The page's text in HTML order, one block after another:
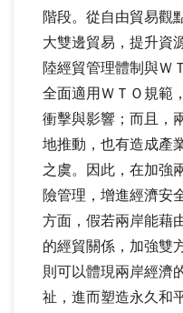
階段。從自由貿易觀
大雙邊貿易，提升資
陸經貿管理體制與Ｗ
全面適用ＷＴＯ規範
衝擊與影響；而且，
地推動，也有造成產
之虞。因此，在加強
險管理，增進經濟安
方面，假若兩岸能藉
的經貿關係，加強雙
則可以體現兩岸經濟
祉，進而塑造永久和